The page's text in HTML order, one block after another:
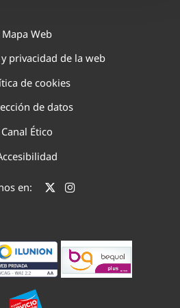
Mapa Web
privacidad de la web
de cookies
de datos
Canal Ético
en: